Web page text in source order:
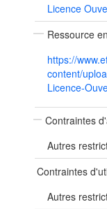
Licence
Ressource
https://
content/
Licence-
Contraintes
Autres
Contraintes
Autres